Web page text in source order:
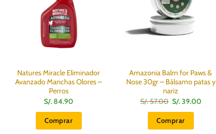
Natures Miracle Eliminador
Avanzado Manchas Olores –
Perros
S/.84.90
Comprar
Amazonia Balm for Paws &
Nose 30gr – Bálsamo patas y
nariz
S/.57.00 El
precio
original
era:
S/.
S/.39.00El
Comprar